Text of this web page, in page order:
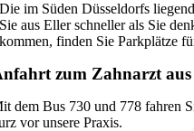
Die im Süden Düsseldorfs
Sie aus Eller schneller als Sie
kommen, finden Sie Parkplätze
zum Zahnarzt
dem Bus 730 und 778 fahren
vor unsere Praxis.